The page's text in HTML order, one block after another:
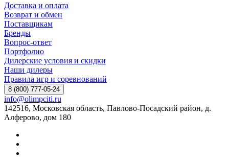
Доставка и оплата
Возврат и обмен
Поставщикам
Бренды
Вопрос-ответ
Портфолио
Дилерские условия и скидки
Наши дилеры
Правила игр и соревнований
8 (800) 777-05-24
info@olimpciti.ru
142516, Московская область, Павлово-Посадский район, д.
Алферово, дом 180